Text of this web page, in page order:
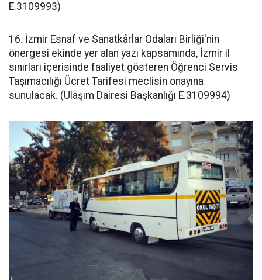
E.3109993)
16. İzmir Esnaf ve Sanatkârlar Odaları Birliği'nin
önergesi ekinde yer alan yazı kapsamında, İzmir il
sınırları içerisinde faaliyet gösteren Öğrenci Servis
Taşımacılığı Ücret Tarifesi meclisin onayına
sunulacak. (Ulaşım Dairesi Başkanlığı E.3109994)